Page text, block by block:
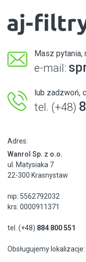
Masz pytania,
e-mail:
lub zadzwoń,
tel. (+48)
Adres:
Wanrol Sp. z o.o.
ul. Matysiaka 7
22-300 Krasnystaw
nip: 5562792032
krs: 0000911371
tel. (+48) 884 800 551
Obsługujemy lokalizacje: